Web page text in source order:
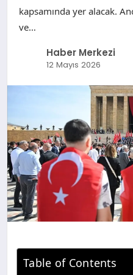
kapsamında yer alacak.
ve…
Haber Merkezi
12 Mayıs 2026
Table of Contents